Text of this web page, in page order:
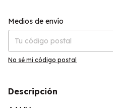
Entregas para el CP:
Medios de envío
No sé mi código postal
Descripción